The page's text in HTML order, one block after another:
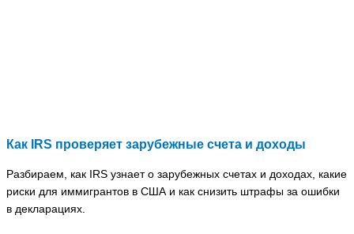
Как IRS проверяет зарубежные счета и доходы
Разбираем, как IRS узнает о зарубежных счетах и доходах, какие
риски для иммигрантов в США и как снизить штрафы за ошибки
в декларациях.